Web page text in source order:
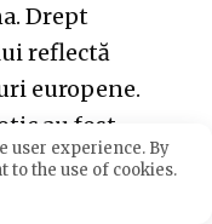
Drept
reflectă
europene.
au fost
orașul are
arhitectură
user experience. By
to the use of cookies.